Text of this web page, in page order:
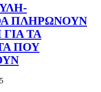
ΠΛΗΡΩΝΟΥΝ
ΤΑ
ΠΟΥ